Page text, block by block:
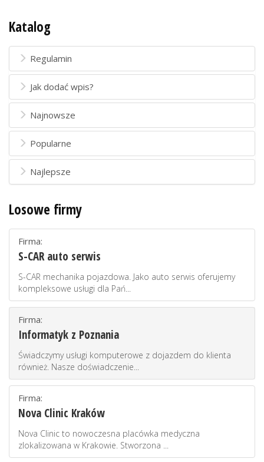
Katalog
Regulamin
Jak dodać wpis?
Najnowsze
Popularne
Najlepsze
Losowe firmy
Firma:
S-CAR auto serwis
S-CAR mechanika pojazdowa. Jako auto serwis oferujemy
kompleksowe usługi dla Pań...
Firma:
Informatyk z Poznania
Świadczymy usługi komputerowe z dojazdem do klienta
również. Nasze doświadczenie...
Firma:
Nova Clinic Kraków
Nova Clinic to nowoczesna placówka medyczna
zlokalizowana w Krakowie. Stworzona ...